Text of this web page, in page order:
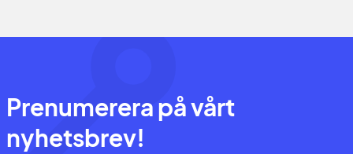
Prenumerera på vårt
nyhetsbrev!